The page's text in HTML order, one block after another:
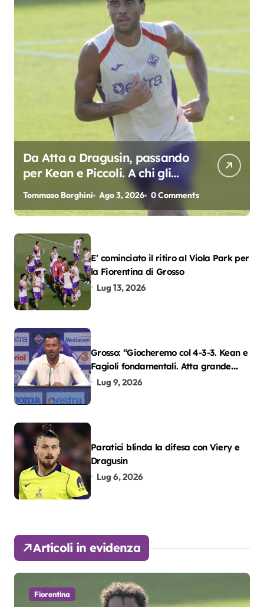
Da Atta a Dragusin, passando
per Kean e Piccoli. A chi gli
oscar del precampionato?
Tommaso Borghini Ago 3, 2026 0 Comments
E’ cominciato il ritiro al Viola Park per
la Fiorentina di Grosso
Lug 13, 2026
Grosso: “Giocheremo col 4-3-3. Kean e
Fagioli fondamentali. Atta grande
colpo”
Lug 9, 2026
Paratici blinda la difesa con Viery e
Dragusin
Lug 6, 2026
Articoli in evidenza
Fiorentina